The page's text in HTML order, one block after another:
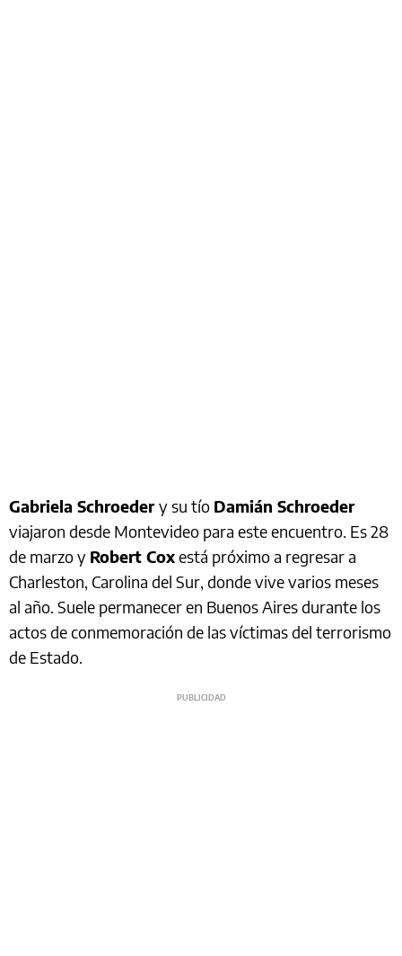
Gabriela Schroedery su tío Damián Schroeder
viajaron desde Montevideo para este encuentro. Es 28
de marzo y Robert Coxestá próximo a regresar a
Charleston, Carolina del Sur, donde vive varios meses
al año. Suele permanecer en Buenos Aires durante los
actos de conmemoración de las víctimas del terrorismo
de Estado.